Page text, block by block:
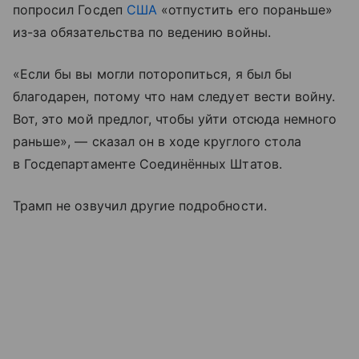
попросил Госдеп США«отпустить его пораньше»
из-за обязательства по ведению войны.
«Если бы вы могли поторопиться, я был бы
благодарен, потому что нам следует вести войну.
Вот, это мой предлог, чтобы уйти отсюда немного
раньше», — сказал он в ходе круглого стола
в Госдепартаменте Соединённых Штатов.
Трамп не озвучил другие подробности.